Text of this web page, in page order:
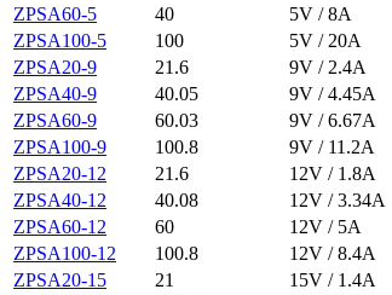
ZPSA60-5
40 5V / 8A
ZPSA100-5
100 5V / 20A
ZPSA20-9
21.6 9V / 2.4A
ZPSA40-9
40.05 9V / 4.45A
ZPSA60-9
60.03 9V / 6.67A
ZPSA100-9
100.8 9V / 11.2A
ZPSA20-12
21.6 12V / 1.8A
ZPSA40-12
40.08 12V / 3.34A
ZPSA60-12
60 12V / 5A
ZPSA100-12
100.8 12V / 8.4A
ZPSA20-15
21 15V / 1.4A